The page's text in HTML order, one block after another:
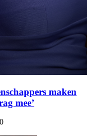
maken
mee’